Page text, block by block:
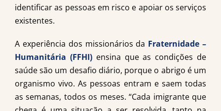
identificar as pessoas em risco e apoiar os serviços
existentes.
A experiência dos missionários da Fraternidade –
Humanitária (FFHI)ensina que as condições de
saúde são um desafio diário, porque o abrigo é um
organismo vivo. As pessoas entram e saem todas
as semanas, todos os meses. “Cada imigrante que